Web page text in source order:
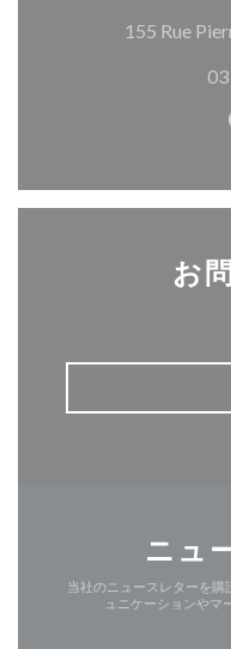
155 Rue
お
ニュ
当社のニュースレターを購
ュニケーションやマ